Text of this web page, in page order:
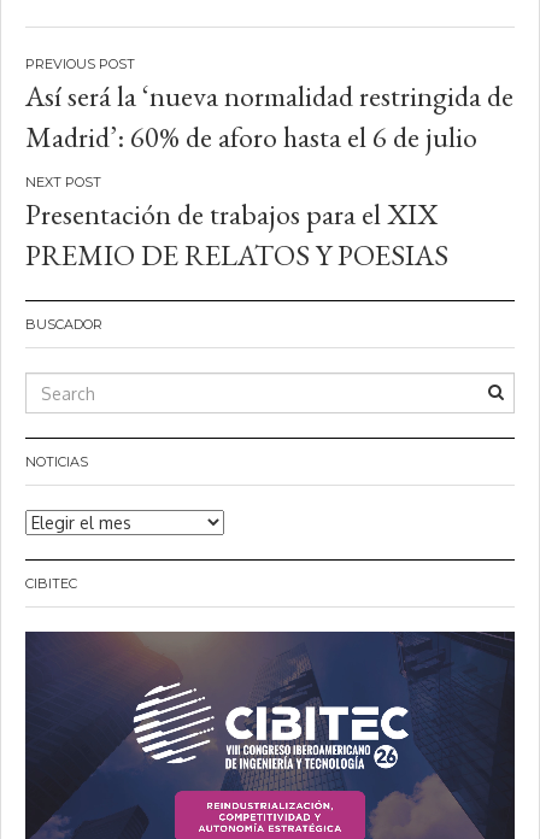
Navegación
de
entradas
Así será la ‘nueva normalidad restringida de
Madrid’: 60% de aforo hasta el 6 de julio
Presentación de trabajos para el XIX
PREMIO DE RELATOS Y POESIAS
BUSCADOR
NOTICIAS
Noticias
CIBITEC